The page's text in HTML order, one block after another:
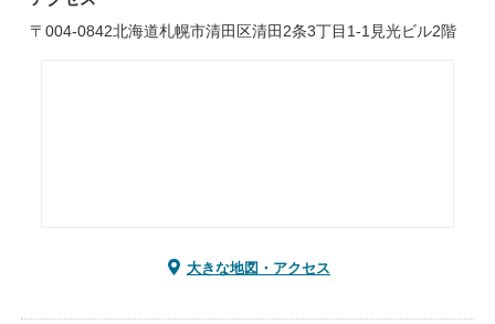
〒004-0842北海道札幌市清田区清田2条3丁目1-1見光ビル2階
大きな地図・アクセス